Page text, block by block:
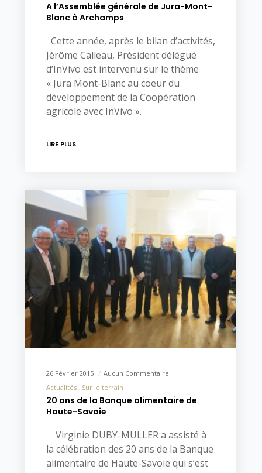
A l’Assemblée générale de Jura-Mont-
Blanc à Archamps
Cette année, après le bilan d’activités,
Jérôme Calleau, Président délégué
d’InVivo est intervenu sur le thème
« Jura Mont-Blanc au coeur du
développement de la Coopération
agricole avec InVivo ».
LIRE PLUS
26 Février 2015
Aucun Commentaire
Actualités
Sur le terrain
20 ans de la Banque alimentaire de
Haute-Savoie
Virginie DUBY-MULLER a assisté à
la célébration des 20 ans de la Banque
alimentaire de Haute-Savoie qui s’est